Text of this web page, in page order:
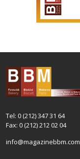
Tel: 0 (212) 347 31 64
Fax: 0 (212) 212 02 04
info@magazinebbm.com